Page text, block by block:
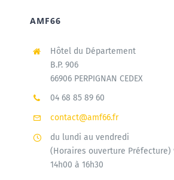
AMF66
Hôtel du Département
B.P. 906
66906 PERPIGNAN CEDEX
04 68 85 89 60
contact@amf66.fr
du lundi au vendredi
(Horaires ouverture Préfecture)
14h00 à 16h30